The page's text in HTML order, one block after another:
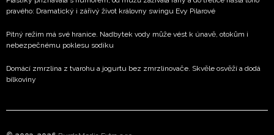
pravého: Dramatický i zářivý život královny swingu Evy Pilarové
Pitný režim má své hranice. Nadbytek vody může vést k únavě, otokům i
nebezpečnému poklesu sodíku
Domácí zmrzlina z tvarohu a jogurtu bez zmrzlinovače. Skvěle osvěží a dodá
bílkoviny